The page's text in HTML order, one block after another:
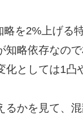
略を2%上げる
知略依存なの
化としては1凸
るかを見て、